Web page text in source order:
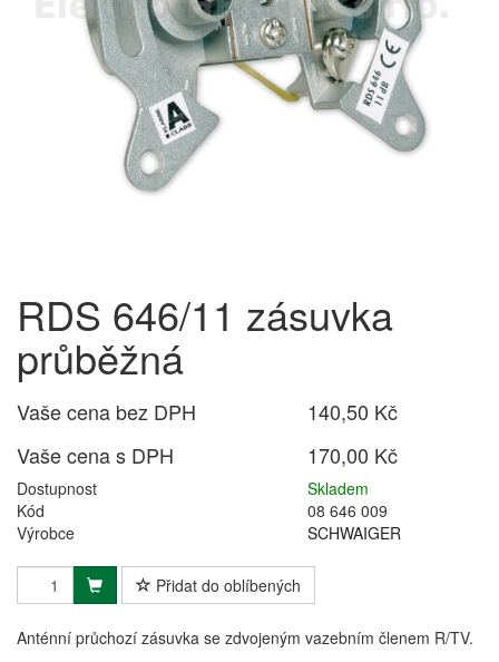
RDS 646/11 zásuvka
průběžná
Vaše cena bez DPH
140,50 Kč
Vaše cena s DPH
170,00 Kč
Dostupnost
Skladem
Kód
08 646 009
Výrobce
SCHWAIGER
Přidat do oblíbených
Anténní průchozí zásuvka se zdvojeným vazebním členem R/TV.